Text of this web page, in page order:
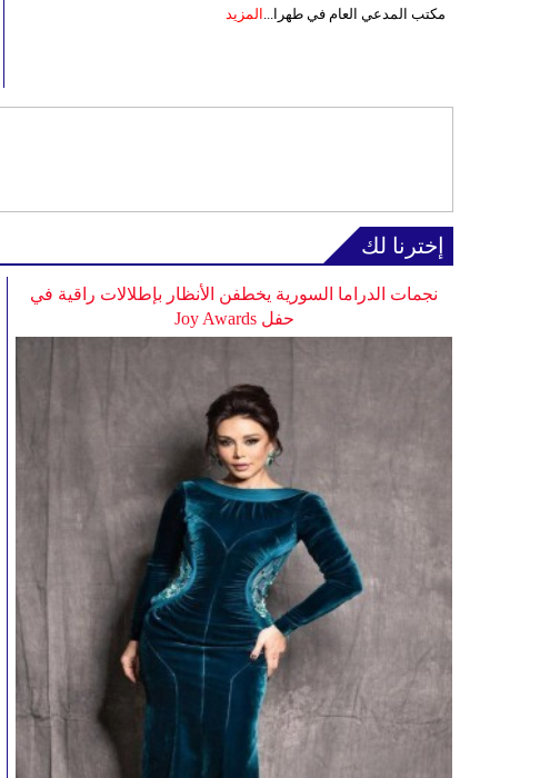
مكتب المدعي العام في طهرا... المزيد
إخترنا لك
نجمات الدراما السورية يخطفن الأنظار بإطلالات راقية في
حفل Joy Awards